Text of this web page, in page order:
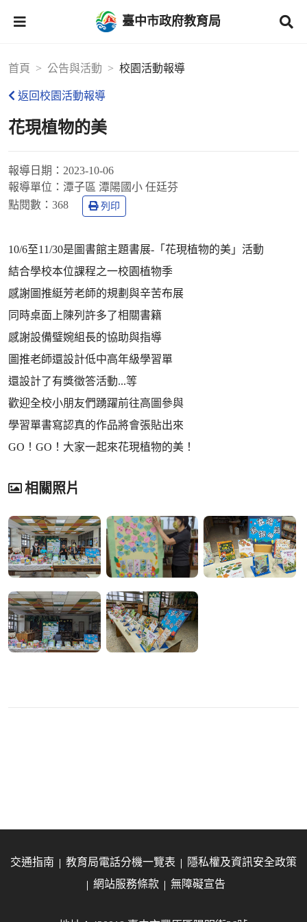
臺中市政府教育局
首頁 公告與活動 校園活動報導
返回校園活動報導
花現植物的美
報導日期： 2023-10-06
報導單位： 潭子區 潭陽國小 任廷芬
點閱數： 368 列印
10/6至11/30是圖書館主題書展-「花現植物的美」活動
結合學校本位課程之一校園植物季
感謝圖推綎芳老師的規劃與辛苦布展
同時桌面上陳列許多了相關書籍
感謝設備璧婉組長的協助與指導
圖推老師還設計低中高年級學習單
還設計了有獎徵答活動...等
歡迎全校小朋友們踴躍前往高圖參與
學習單書寫認真的作品將會張貼出來
GO！GO！大家一起來花現植物的美！
相關照片
交通指南 教育局電話分機一覽表
隱私權及資訊安全政策
網站服務條款
無障礙宣告